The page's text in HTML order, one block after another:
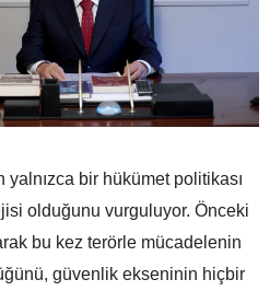
bir hükümet politikası
olduğunu vurguluyor. Önceki
bu kez terörle mücadelenin
güvenlik ekseninin hiçbir